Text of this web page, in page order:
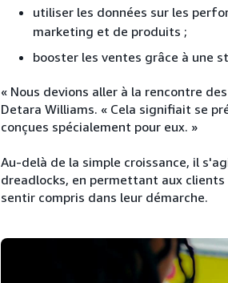
utiliser les données sur les
marketing et de produits ;
booster les ventes grâce à une
« Nous devions aller à la rencontre
Detara Williams. « Cela signifiait se
conçues spécialement pour eux. »
Au-delà de la simple croissance, il
dreadlocks, en permettant aux
sentir compris dans leur démarche.